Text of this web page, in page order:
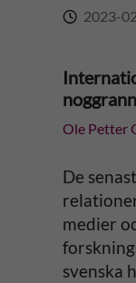
2023-
Ole Petter
De
medier
svenska